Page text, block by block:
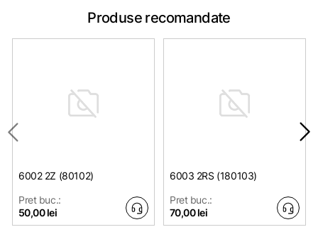
Produse recomandate
6002 2Z (80102)
Pret buc.:
50,00 lei
6003 2RS (180103)
Pret buc.:
70,00 lei